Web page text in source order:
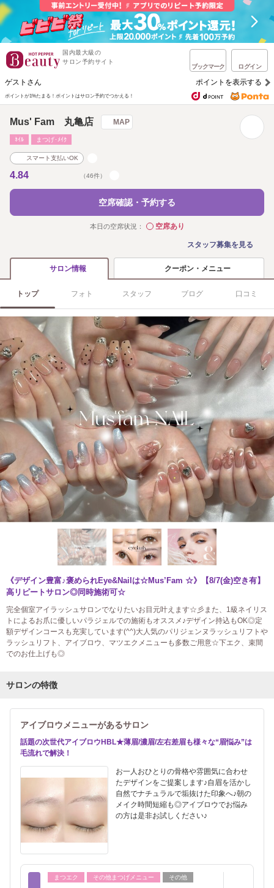
国内最大級の
サロン予約サイト
ブックマーク ログイン
ゲストさん ポイントを表示する
ポイントが1%たまる！ ポイントはサロン予約でつかえる！
Mus' Fam 丸亀店 MAP
ﾈｲﾙ まつげ･ﾒｲｸ
スマート支払いOK
4.84 （46件）
空席確認・予約する
本日の空席状況： ◯空席あり
スタッフ募集を見る
サロン情報 クーポン・メニュー
トップ フォト スタッフ ブログ 口コミ
《デザイン豊富♪褒められEye&Nailは☆Mus’Fam ☆》【8/7(金)空き有】
高リピートサロン◎同時施術可☆
完全個室アイラッシュサロンでなりたいお目元叶えます☆彡また、1級ネイリス
トによるお爪に優しいパラジェルでの施術もオススメ♪デザイン持込もOK◎定
額デザインコースも充実しています(^^)大人気のパリジェンヌラッシュリフトや
ラッシュリフト、アイブロウ、マツエクメニューも多数ご用意☆下エク、束間
でのお仕上げも◎
サロンの特徴
アイブロウメニューがあるサロン
話題の次世代アイブロウHBL★薄眉/濃眉/左右差眉も様々な“眉悩み”は
毛流れで解決！
お一人おひとりの骨格や雰囲気に合わせ
たデザインをご提案します♪自眉を活かし
自然でナチュラルで垢抜けた印象へ♪朝の
メイク時間短縮も◎アイブロウでお悩み
の方は是非お試しください♪
まつエク その他まつげメニュー その他